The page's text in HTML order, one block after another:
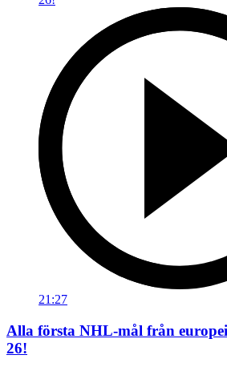
21:27
Alla första NHL-mål från
26!